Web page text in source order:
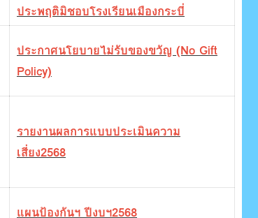
ประพฤติมิชอบโรงเรียนเมืองกระบี่
ประกาศนโยบายไม่รับของขวัญ (No Gift
Policy)
รายงานผลการแบบประเมินความ
เสี่ยง2568
แผนป้องกันฯ ปีงบฯ2568